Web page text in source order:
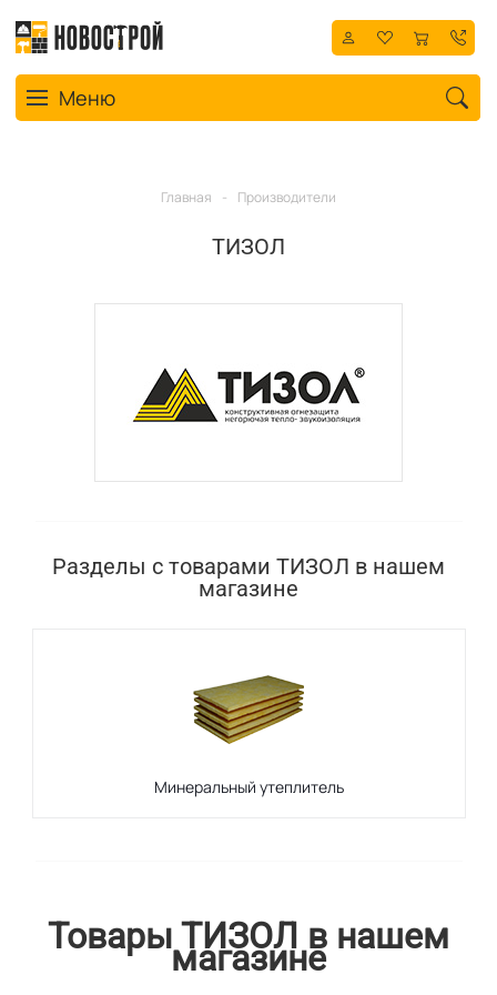
Toggle navigation
Меню
Главная - Производители
ТИЗОЛ
Разделы с товарами ТИЗОЛ в нашем
магазине
Минеральный утеплитель
Товары ТИЗОЛ в нашем
магазине